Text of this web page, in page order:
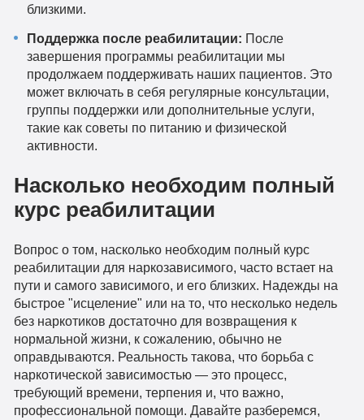
близкими.
Поддержка после реабилитации: После
завершения программы реабилитации мы
продолжаем поддерживать наших пациентов. Это
может включать в себя регулярные консультации,
группы поддержки или дополнительные услуги,
такие как советы по питанию и физической
активности.
Насколько необходим полный
курс реабилитации
Вопрос о том, насколько необходим полный курс
реабилитации для наркозависимого, часто встает на
пути и самого зависимого, и его близких. Надежды на
быстрое "исцеление" или на то, что несколько недель
без наркотиков достаточно для возвращения к
нормальной жизни, к сожалению, обычно не
оправдываются. Реальность такова, что борьба с
наркотической зависимостью — это процесс,
требующий времени, терпения и, что важно,
профессиональной помощи. Давайте разберемся,